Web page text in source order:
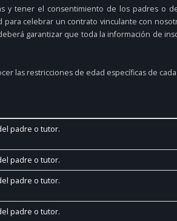
y tener el consentimiento de los padres o
celebrar un contrato vinculante con
garantizar que toda la información de
las restricciones de edad específicas de cada
padre o tutor.
padre o tutor.
padre o tutor.
padre o tutor.